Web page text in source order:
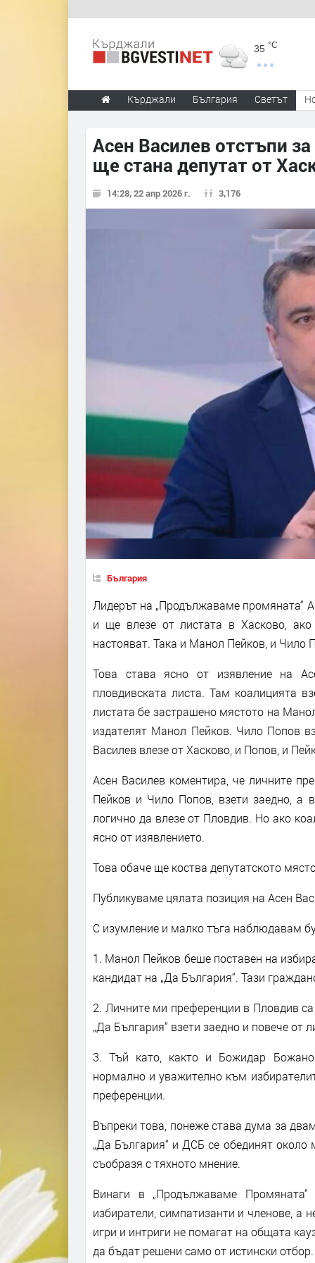
35 °C
Кърджали България Светът
Асен Василев отстъпи
ще стана депутат от
14:28, 22 апр 2026 г. 3,176
България
Лидерът на „Продължаваме промяната“
и ще влезе от листата в Хасково,
настояват. Така и Манол Пейков, и Чило
Това става ясно от изявление на
пловдивската листа. Там коалицията
листата бе застрашено мястото на
издателят Манол Пейков. Чило Попов
Василев влезе от Хасково, и Попов, и
Асен Василев коментира, че личните
Пейков и Чило Попов, взети заедно, а
логично да влезе от Пловдив. Но ако
ясно от изявлението.
Това обаче ще коства депутатското
Публикуваме цялата позиция на Асен
С изумление и малко тъга наблюдавам
1. Манол Пейков беше поставен на
кандидат на „Да България“. Тази
2. Личните ми преференции в Пловдив
„Да България“ взети заедно и повече от
3. Тъй като, както и Божидар
нормално и уважително към
преференции.
Въпреки това, понеже става дума за
„Да България“ и ДСБ се обединят
съобразя с тяхното мнение.
Винаги в „Продължаваме
избиратели, симпатизанти и членове, а
игри и интриги не помагат на общата
да бъдат решени само от истински отбор.